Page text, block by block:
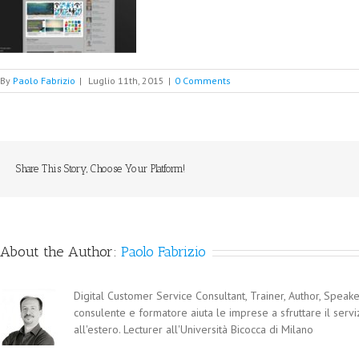
By Paolo Fabrizio | Luglio 11th, 2015 | 0 Comments
Share This Story, Choose Your Platform!
About the Author: Paolo Fabrizio
Digital Customer Service Consultant, Trainer, Author,
consulente e formatore aiuta le imprese a sfruttare il
all'estero. Lecturer all'Università Bicocca di Milano